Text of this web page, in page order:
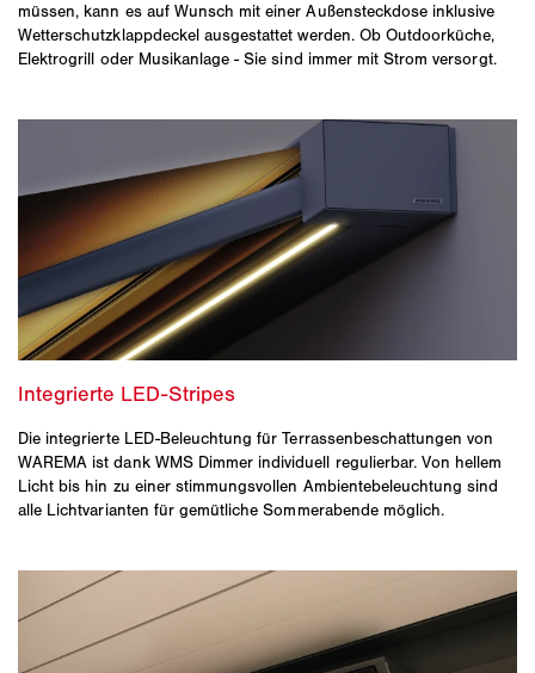
müssen, kann es auf Wunsch mit einer Außensteckdose inklusive
Wetterschutzklappdeckel ausgestattet werden. Ob Outdoorküche,
Elektrogrill oder Musikanlage - Sie sind immer mit Strom versorgt.
Die integrierte LED-Beleuchtung für Terrassenbeschattungen von
WAREMA ist dank WMS Dimmer individuell regulierbar. Von hellem
Licht bis hin zu einer stimmungsvollen Ambientebeleuchtung sind
alle Lichtvarianten für gemütliche Sommerabende möglich.